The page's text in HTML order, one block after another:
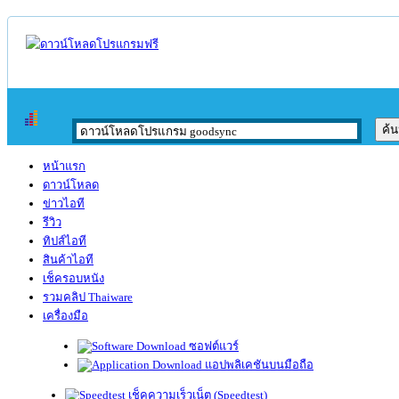
หน้าแรก
ดาวน์โหลด
ข่าวไอที
รีวิว
ทิปส์ไอที
สินค้าไอที
เช็ครอบหนัง
รวมคลิป Thaiware
เครื่องมือ
ซอฟต์แวร์
แอปพลิเคชันบนมือถือ
เช็คความเร็วเน็ต (Speedtest)